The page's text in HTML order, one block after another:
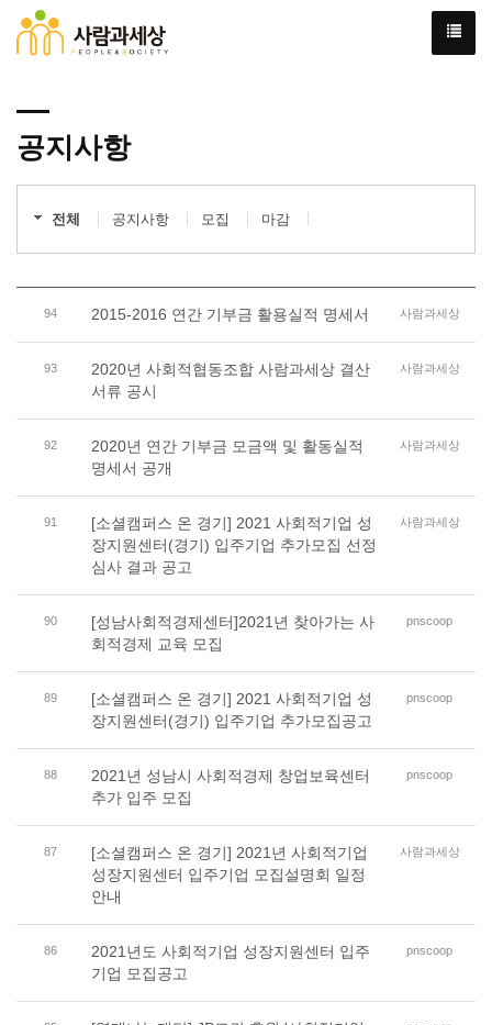
공지사항
전체 공지사항 모집 마감
94 2015-2016 연간 기부금 활용실적 명세서 사람과세상
93
2020년 사회적협동조합 사람과세상 결산
서류 공시
사람과세상
92
2020년 연간 기부금 모금액 및 활동실적
명세서 공개
사람과세상
91
[소셜캠퍼스 온 경기] 2021 사회적기업 성
장지원센터(경기) 입주기업 추가모집 선정
심사 결과 공고
사람과세상
90
[성남사회적경제센터]2021년 찾아가는 사
회적경제 교육 모집
pnscoop
89
[소셜캠퍼스 온 경기] 2021 사회적기업 성
장지원센터(경기) 입주기업 추가모집공고
pnscoop
88
2021년 성남시 사회적경제 창업보육센터
추가 입주 모집
pnscoop
87
[소셜캠퍼스 온 경기] 2021년 사회적기업
성장지원센터 입주기업 모집설명회 일정
안내
사람과세상
86
2021년도 사회적기업 성장지원센터 입주
기업 모집공고
pnscoop